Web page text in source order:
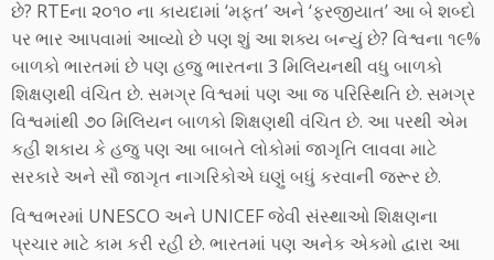
છે? RTEના ૨૦૧૦ ના કાયદામાં ‘મફત’ અને ‘ફરજીયાત’ આ બે શબ્દો
પર ભાર આપવામાં આવ્યો છે પણ શું આ શક્ય બન્યું છે? વિશ્વના ૧૯%
બાળકો ભારતમાં છે પણ હજુ ભારતના 3 મિલિયનથી વધુ બાળકો
શિક્ષણથી વંચિત છે. સમગ્ર વિશ્વમાં પણ આ જ પરિસ્થિતિ છે. સમગ્ર
વિશ્વમાંથી ૭૦ મિલિયન બાળકો શિક્ષણથી વંચિત છે. આ પરથી એમ
કહી શકાય કે હજુ પણ આ બાબતે લોકોમાં જાગૃતિ લાવવા માટે
સરકારે અને સૌ જાગૃત નાગરિકોએ ઘણું બધું કરવાની જરૂર છે.
વિશ્વભરમાં UNESCO અને UNICEF જેવી સંસ્થાઓ શિક્ષણના
પ્રચાર માટે કામ કરી રહી છે. ભારતમાં પણ અનેક એકમો દ્વારા આ